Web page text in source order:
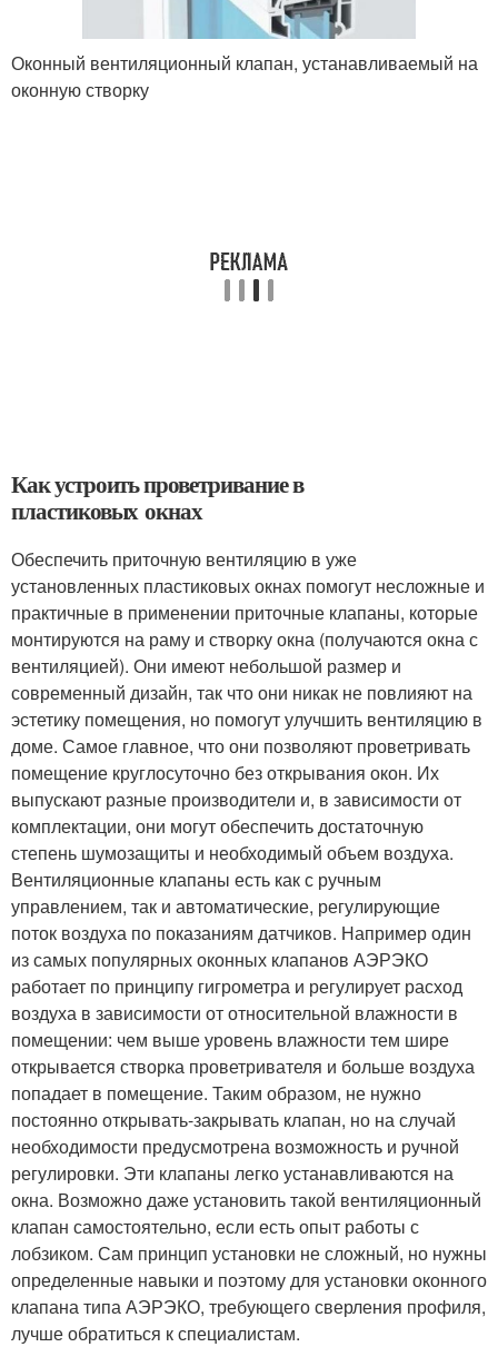
Оконный вентиляционный клапан, устанавливаемый на
оконную створку
Как устроить проветривание в
пластиковых окнах
Обеспечить приточную вентиляцию в уже
установленных пластиковых окнах помогут несложные и
практичные в применении приточные клапаны, которые
монтируются на раму и створку окна (получаются окна с
вентиляцией). Они имеют небольшой размер и
современный дизайн, так что они никак не повлияют на
эстетику помещения, но помогут улучшить вентиляцию в
доме. Самое главное, что они позволяют проветривать
помещение круглосуточно без открывания окон. Их
выпускают разные производители и, в зависимости от
комплектации, они могут обеспечить достаточную
степень шумозащиты и необходимый объем воздуха.
Вентиляционные клапаны есть как с ручным
управлением, так и автоматические, регулирующие
поток воздуха по показаниям датчиков. Например один
из самых популярных оконных клапанов АЭРЭКО
работает по принципу гигрометра и регулирует расход
воздуха в зависимости от относительной влажности в
помещении: чем выше уровень влажности тем шире
открывается створка проветривателя и больше воздуха
попадает в помещение. Таким образом, не нужно
постоянно открывать-закрывать клапан, но на случай
необходимости предусмотрена возможность и ручной
регулировки. Эти клапаны легко устанавливаются на
окна. Возможно даже установить такой вентиляционный
клапан самостоятельно, если есть опыт работы с
лобзиком. Сам принцип установки не сложный, но нужны
определенные навыки и поэтому для установки оконного
клапана типа АЭРЭКО, требующего сверления профиля,
лучше обратиться к специалистам.